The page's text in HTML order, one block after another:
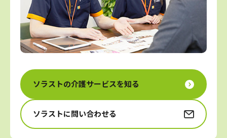
ソラストの介護サービスを知る
ソラストに問い合わせる